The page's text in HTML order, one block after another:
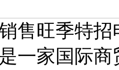
售旺季特
一家国际